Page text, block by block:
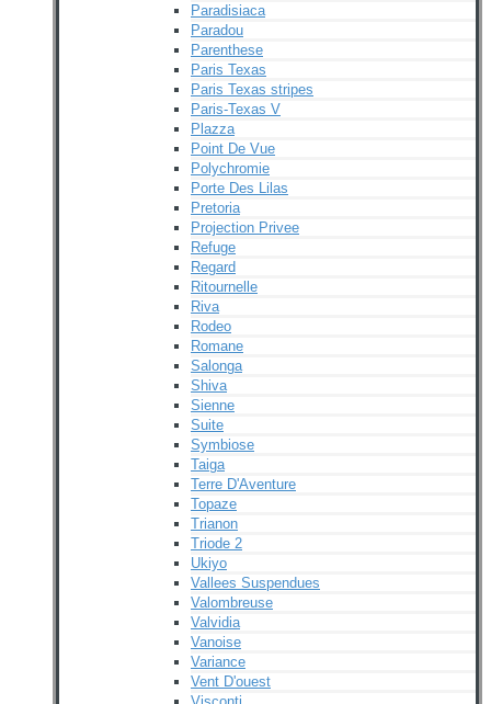
Paradisiaca
Paradou
Parenthese
Paris Texas
Paris Texas stripes
Paris-Texas V
Plazza
Point De Vue
Polychromie
Porte Des Lilas
Pretoria
Projection Privee
Refuge
Regard
Ritournelle
Riva
Rodeo
Romane
Salonga
Shiva
Sienne
Suite
Symbiose
Taiga
Terre D'Aventure
Topaze
Trianon
Triode 2
Ukiyo
Vallees Suspendues
Valombreuse
Valvidia
Vanoise
Variance
Vent D'ouest